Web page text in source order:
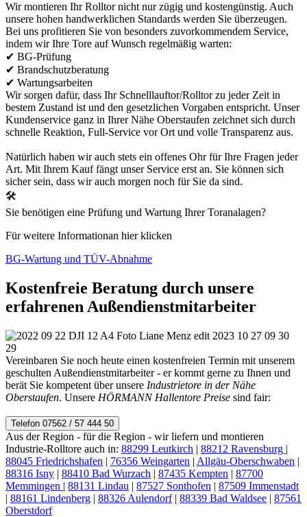
Wir montieren Ihr Rolltor nicht nur zügig und kostengünstig. Auch
unsere hohen handwerklichen Standards werden Sie überzeugen.
Bei uns profitieren Sie von besonders zuvorkommendem Service,
indem wir Ihre Tore auf Wunsch regelmäßig warten:
✔ BG-Prüfung
✔ Brandschutzberatung
✔ Wartungsarbeiten
Wir sorgen dafür, dass Ihr Schnelllauftor/Rolltor zu jeder Zeit in
bestem Zustand ist und den gesetzlichen Vorgaben entspricht. Unser
Kundenservice ganz in Ihrer Nähe Oberstaufen zeichnet sich durch
schnelle Reaktion, Full-Service vor Ort und volle Transparenz aus.
Natürlich haben wir auch stets ein offenes Ohr für Ihre Fragen jeder
Art. Mit Ihrem Kauf fängt unser Service erst an. Sie können sich
sicher sein, dass wir auch morgen noch für Sie da sind.
🛠
Sie benötigen eine Prüfung und Wartung Ihrer Toranalagen?
Für weitere Informationan hier klicken
BG-Wartung und TÜV-Abnahme
Kostenfreie Beratung durch unsere
erfahrenen Außendienstmitarbeiter
Vereinbaren Sie noch heute einen kostenfreien Termin mit unserem
geschulten Außendienstmitarbeiter - er kommt gerne zu Ihnen und
berät Sie kompetent über unsere Industrietore in der Nähe
Oberstaufen. Unsere HÖRMANN Hallentore Preise sind fair:
Telefon 07562 / 57 444 50
Aus der Region - für die Region - wir liefern und montieren
Industrie-Rolltore auch in: 88299 Leutkirch | 88212 Ravensburg |
88045 Friedrichshafen | 76356 Weingarten | Allgäu-Oberschwaben |
88316 Isny | 88410 Bad Wurzach | 87435 Kempten | 87700
Memmingen | 88131 Lindau | 87527 Sonthofen | 87509 Immenstadt
| 88161 Lindenberg | 88326 Aulendorf| 88339 Bad Waldsee | 87561
Oberstdorf